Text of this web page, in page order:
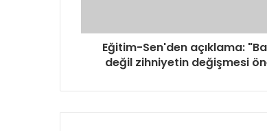
Eğitim-Sen'den açıklama:
değil zihniyetin değişmesi